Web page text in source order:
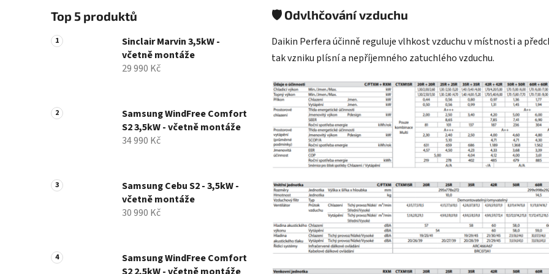
Top 5 produktů
Sinclair Marvin 3,5kW -
včetně montáže
29 990 Kč
Samsung WindFree Comfort
S2 3,5kW - včetně montáže
34 990 Kč
Samsung Cebu S2 - 3,5kW -
včetně montáže
30 990 Kč
Samsung WindFree Comfort
🛡️ Odvlhčování vzduchu
Daikin Perfera účinně reguluje vlhkost vzduchu v místnosti a
tak vzniku plísní a nepříjemného zatuchlého vzduchu.